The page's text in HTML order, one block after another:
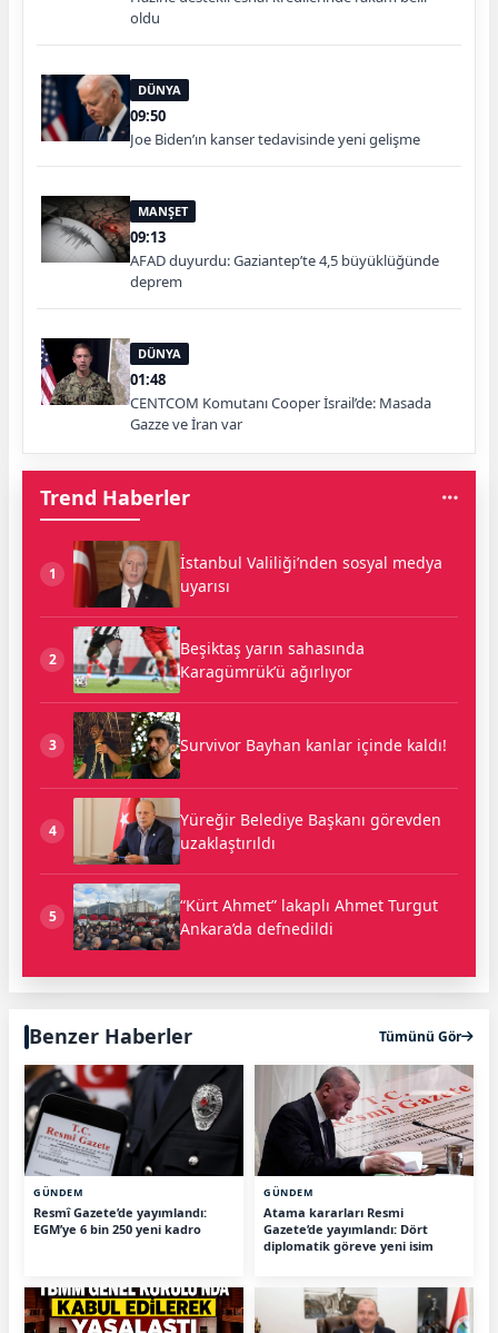
oldu
DÜNYA
09:50
Joe Biden’ın kanser tedavisinde yeni gelişme
MANŞET
09:13
AFAD duyurdu: Gaziantep’te 4,5 büyüklüğünde
deprem
DÜNYA
01:48
CENTCOM Komutanı Cooper İsrail’de: Masada
Gazze ve İran var
Trend Haberler
1
İstanbul Valiliği’nden sosyal medya
uyarısı
2
Beşiktaş yarın sahasında
Karagümrük’ü ağırlıyor
3 Survivor Bayhan kanlar içinde kaldı!
4
Yüreğir Belediye Başkanı görevden
uzaklaştırıldı
5
“Kürt Ahmet” lakaplı Ahmet Turgut
Ankara’da defnedildi
Benzer Haberler Tümünü Gör
GÜNDEM
Resmî Gazete’de yayımlandı:
EGM’ye 6 bin 250 yeni kadro
GÜNDEM
Atama kararları Resmi
Gazete’de yayımlandı: Dört
diplomatik göreve yeni isim